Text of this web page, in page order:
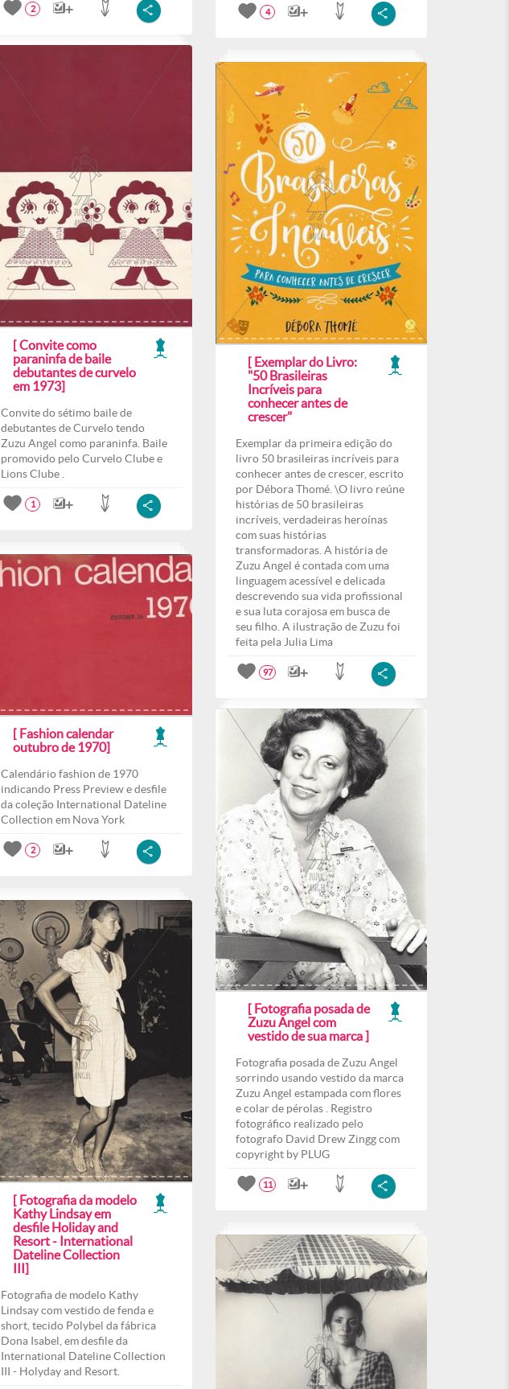
4
2
[ Convite como
paraninfa de baile
debutantes de curvelo
em 1973]
Convite do sétimo baile de
debutantes de Curvelo tendo
Zuzu Angel como paraninfa. Baile
promovido pelo Curvelo Clube e
Lions Clube .
1
[ Exemplar do Livro:
"50 Brasileiras
Incríveis para
conhecer antes de
crescer"
Exemplar da primeira edição do
livro 50 brasileiras incríveis para
conhecer antes de crescer, escrito
por Débora Thomé. \O livro reúne
histórias de 50 brasileiras
incríveis, verdadeiras heroínas
com suas histórias
transformadoras. A história de
Zuzu Angel é contada com uma
linguagem acessível e delicada
descrevendo sua vida profissional
e sua luta corajosa em busca de
seu filho. A ilustração de Zuzu foi
feita pela Julia Lima
97
[ Fashion calendar
outubro de 1970]
Calendário fashion de 1970
indicando Press Preview e desfile
da coleção International Dateline
Collection em Nova York
2
[ Fotografia posada de
Zuzu Angel com
vestido de sua marca ]
Fotografia posada de Zuzu Angel
sorrindo usando vestido da marca
Zuzu Angel estampada com flores
e colar de pérolas . Registro
fotográfico realizado pelo
fotografo David Drew Zingg com
copyright by PLUG
11
[ Fotografia da modelo
Kathy Lindsay em
desfile Holiday and
Resort - International
Dateline Collection
III]
Fotografia de modelo Kathy
Lindsay com vestido de fenda e
short, tecido Polybel da fábrica
Dona Isabel, em desfile da
International Dateline Collection
III - Holyday and Resort.